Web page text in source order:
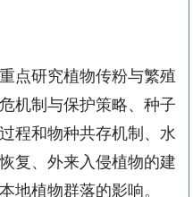
研究植物传粉与繁殖
机制与保护策略、种子
程和物种共存机制、水
复、外来入侵植物的建
地植物群落的影响。